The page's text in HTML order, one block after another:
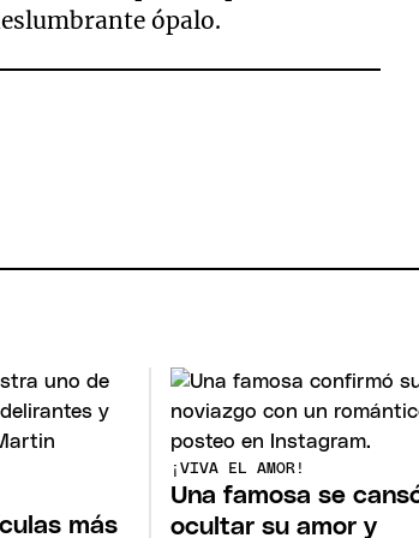
ópalo.
más
¡VIVA EL AMOR!
Una famosa se
ocultar su amor y